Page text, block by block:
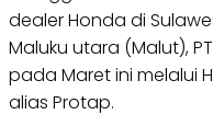
dealer Honda di
Maluku utara (Malut),
pada Maret ini melalui
alias Protap.